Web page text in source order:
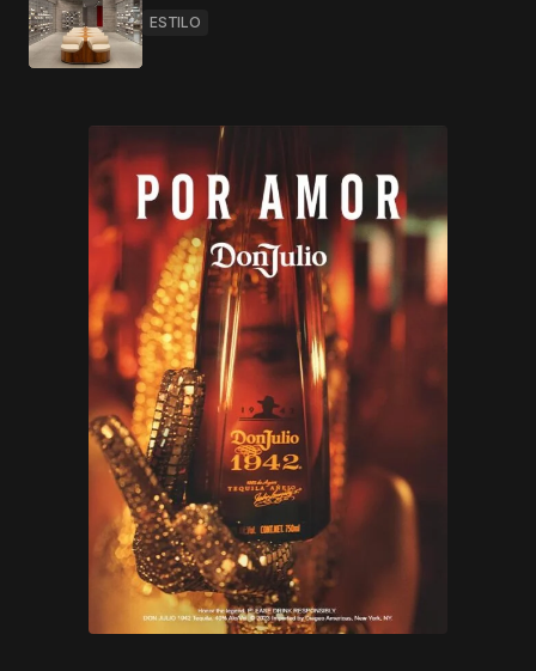
ESTILO